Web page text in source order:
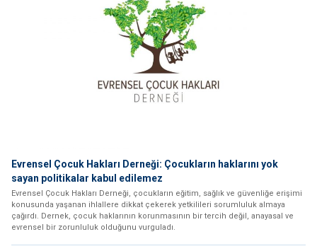
Evrensel Çocuk Hakları Derneği: Çocukların haklarını yok
sayan politikalar kabul edilemez
Evrensel Çocuk Hakları Derneği, çocukların eğitim, sağlık ve güvenliğe erişimi
konusunda yaşanan ihlallere dikkat çekerek yetkilileri sorumluluk almaya
çağırdı. Dernek, çocuk haklarının korunmasının bir tercih değil, anayasal ve
evrensel bir zorunluluk olduğunu vurguladı.